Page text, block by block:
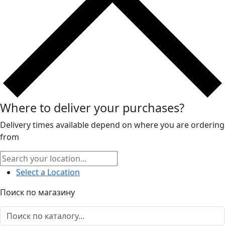
Where to deliver your purchases?
Delivery times available depend on where you are ordering
from
Select a Location
Поиск по магазину